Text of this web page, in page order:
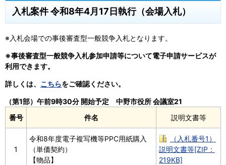
入札案件 令和8年4月17日執行（会場入札）
※入札会場での事後審査型一般競争入札となります。
※事後審査型一般競争入札参加申請等について電子申請サービスが
利用できます。
詳しくは、 こちらをご確認ください。
番号 件名 説明文書等
（第1部）午前9時30分 開始予定 中野市役所 会議室21
1
令和8年度電子複写機等PPC用紙購入
（単価契約）
【物品】
（入札番号1）
説明文書等[ZIP：
219KB]